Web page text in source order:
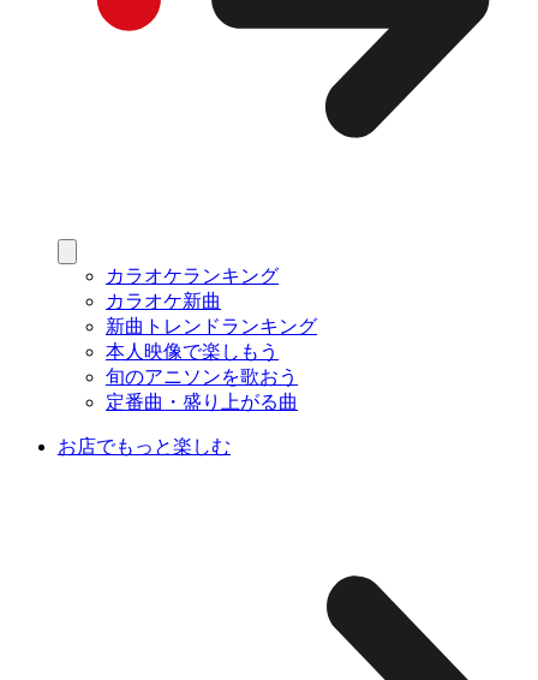
カラオケランキング
カラオケ新曲
新曲トレンドランキング
本人映像で楽しもう
旬のアニソンを歌おう
定番曲・盛り上がる曲
お店でもっと楽しむ